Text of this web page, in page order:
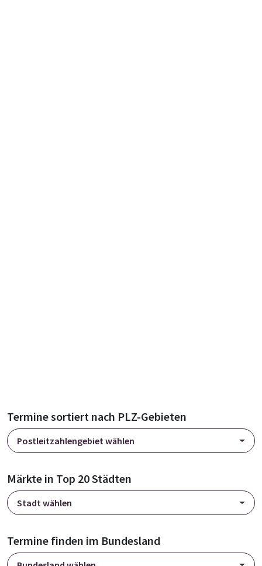
Termine sortiert nach PLZ-Gebieten
Postleitzahlengebiet wählen
Märkte in Top 20 Städten
Stadt wählen
Termine finden im Bundesland